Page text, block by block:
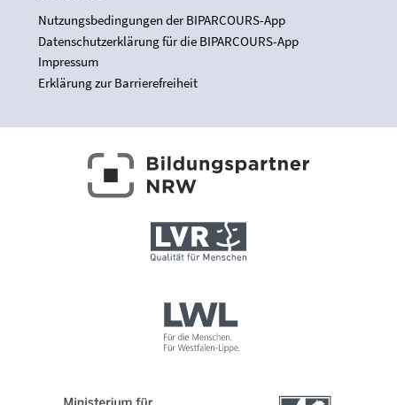
Nutzungsbedingungen der BIPARCOURS-App
Datenschutzerklärung für die BIPARCOURS-App
Impressum
Erklärung zur Barrierefreiheit